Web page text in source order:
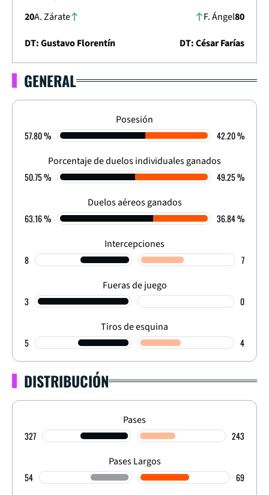
20A. Zárate
80
F. Ángel
DT: Gustavo Florentín
DT: César Farías
APERTURA - FECHA 7
1-1
FINALIZADO
GENERAL
Posesión
57.80 % 42.20 %
Porcentaje de duelos individuales ganados
50.75 % 49.25 %
Duelos aéreos ganados
63.16 % 36.84 %
Intercepciones
8 7
Fueras de juego
3 0
Tiros de esquina
5 4
DISTRIBUCIÓN
Pases
327 243
Pases Largos
54 69